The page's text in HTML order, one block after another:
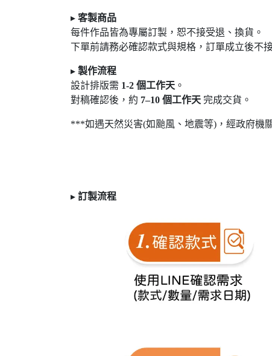
▸ 客製商品
每件作品皆為專屬訂製，恕不接受退 、換貨。
下單前請務必確認款式與規格，訂單成立後不
▸ 製作流程
設計排版需 1-2 個工作天 。
對稿確認後，約 7–10 個工作天 完成交貨。
***如遇天然災害(如颱風、地震等)，經政府機
▸ 訂製流程